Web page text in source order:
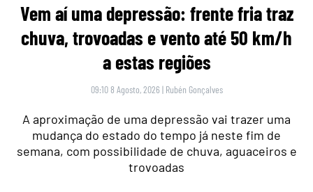
Vem aí uma depressão: frente fria traz
chuva, trovoadas e vento até 50 km/h
a estas regiões
09:10 8 Agosto, 2026 | Rubén Gonçalves
A aproximação de uma depressão vai trazer uma
mudança do estado do tempo já neste fim de
semana, com possibilidade de chuva, aguaceiros e
trovoadas